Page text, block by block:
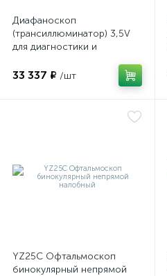
Диафаноскоп
(трансиллюминатор) 3,5V
для диагностики и
структур глазного яблока
33 337 ₽ /шт
YZ25C Офтальмоскоп
бинокулярный непрямой